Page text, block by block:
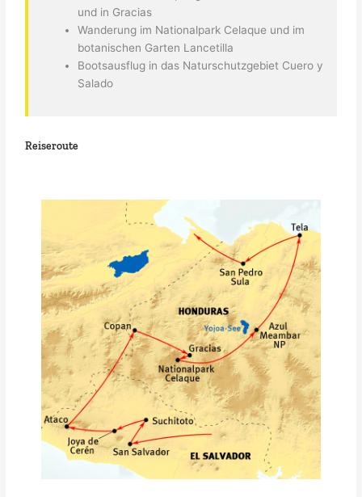
und in Gracias
Wanderung im Nationalpark Celaque und im
botanischen Garten Lancetilla
Bootsausflug in das Naturschutzgebiet Cuero y
Salado
Reiseroute